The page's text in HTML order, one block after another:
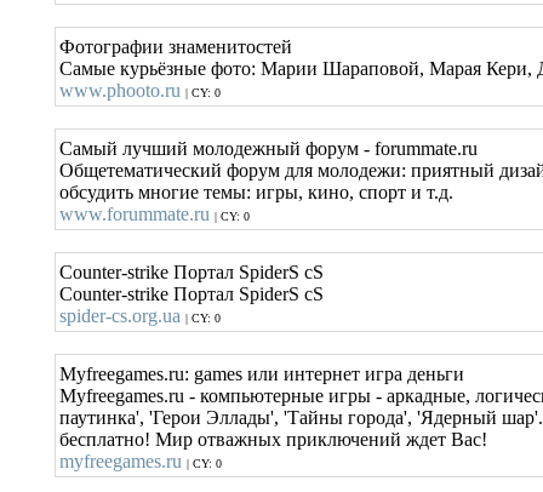
Фотографии знаменитостей
Самые курьёзные фото: Марии Шараповой, Марая Кери,
www.phooto.ru | CY: 0
Самый лучший молодежный форум - forummate.ru
Общетематический форум для молодежи: приятный
обсудить многие темы: игры, кино, спорт и т.д.
www.forummate.ru | CY: 0
Counter-strike Портал SpiderS cS
Counter-strike Портал SpiderS cS
spider-cs.org.ua | CY: 0
Myfreegames.ru: games или интернет игра деньги
Myfreegames.ru - компьютерные игры - аркадные,
паутинка', 'Герои Эллады', 'Тайны города', 'Ядерный
бесплатно! Мир отважных приключений ждет Вас!
myfreegames.ru | CY: 0